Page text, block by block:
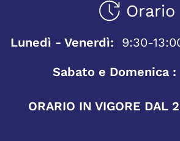
Orario
Lunedì - Venerdì:
9:30-
Sabato e Domenica :
ORARIO IN VIGORE